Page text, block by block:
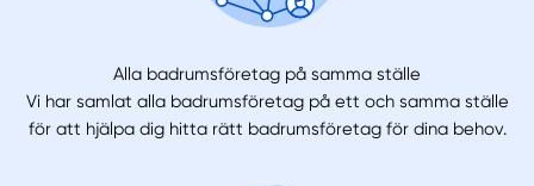
Alla badrumsföretag på samma ställe
Vi har samlat alla badrumsföretag på ett och samma ställe
för att hjälpa dig hitta rätt badrumsföretag för dina behov.